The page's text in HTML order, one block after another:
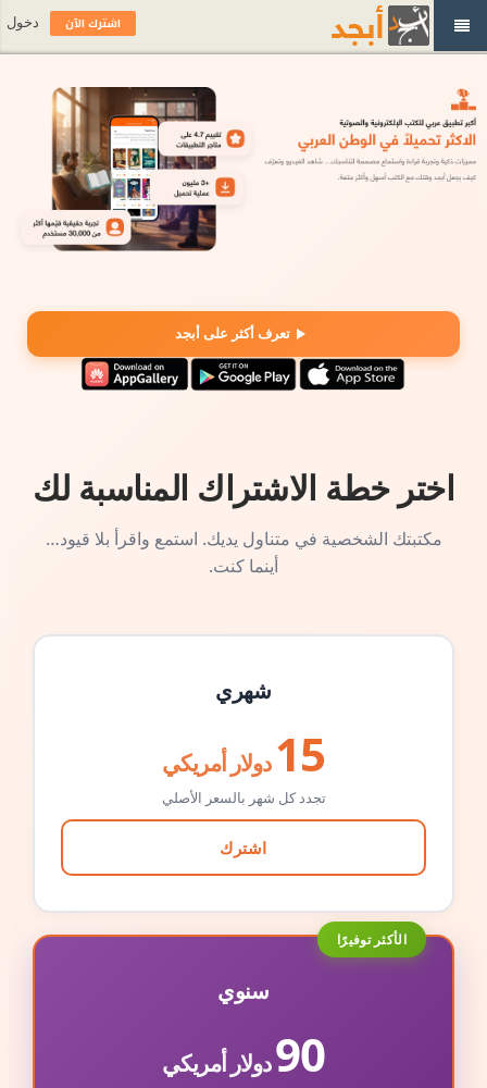
تعرف أكثر على أبجد
اختر خطة الاشتراك المناسبة لك
مكتبتك الشخصية في متناول يديك. استمع واقرأ بلا قيود…
أينما كنت.
شهري
15 دولار أمريكي
تجدد كل شهر بالسعر الأصلي
اشترك
الأكثر توفيرًا
سنوي
90دولار أمريكي
اشترك الآن دخول